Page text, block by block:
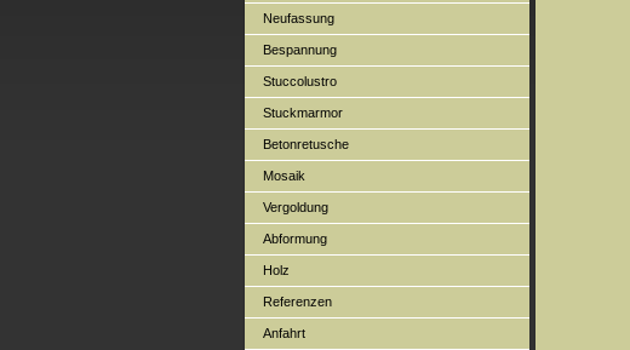
Neufassung
Bespannung
Stuccolustro
Stuckmarmor
Betonretusche
Mosaik
Vergoldung
Abformung
Holz
Referenzen
Anfahrt